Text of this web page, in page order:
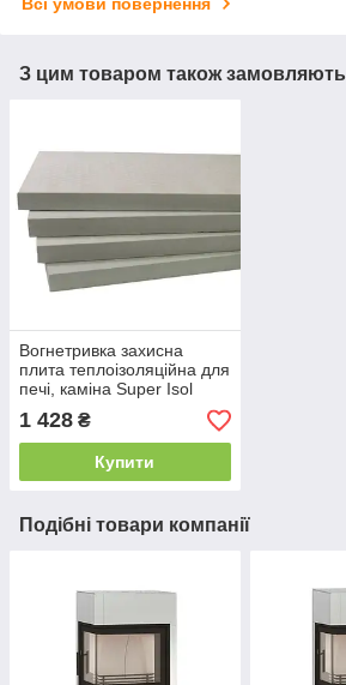
З цим товаром також замовляють
Вогнетривка захисна
плита теплоізоляційна для
печі, каміна Super Isol
1000/610/30 мм Суперізол
21010028
1 428 ₴
Купити
Подібні товари компанії